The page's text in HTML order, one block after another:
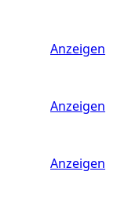
Anzeigen
Anzeigen
Anzeigen